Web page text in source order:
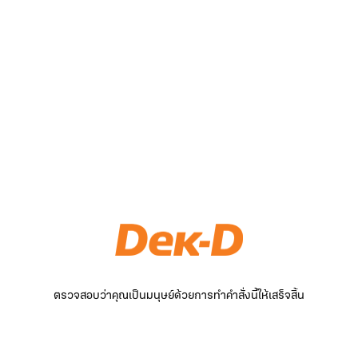
ตรวจสอบว่าคุณเป็นมนุษย์ด้วยการทำคำสั่งนี้ให้เสร็จสิ้น